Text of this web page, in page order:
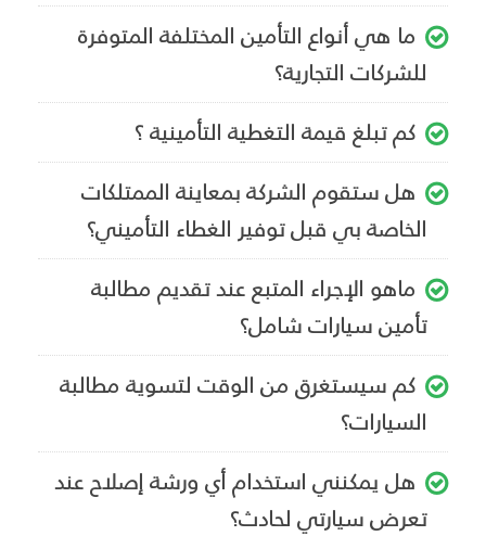
ما هي أنواع التأمين المختلفة المتوفرة
للشركات التجارية؟
كم تبلغ قيمة التغطية التأمينية ؟
هل ستقوم الشركة بمعاينة الممتلكات
الخاصة بي قبل توفير الغطاء التأميني؟
ماهو الإجراء المتبع عند تقديم مطالبة
تأمين سيارات شامل؟
كم سيستغرق من الوقت لتسوية مطالبة
السيارات؟
هل يمكنني استخدام أي ورشة إصلاح عند
تعرض سيارتي لحادث؟